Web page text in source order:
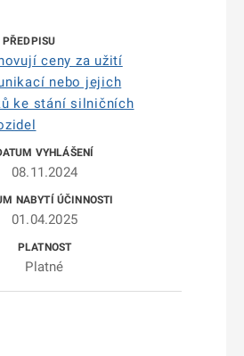
ceny za užití
nebo jejich
ke stání silničních
08.11.2024
01.04.2025
Platné